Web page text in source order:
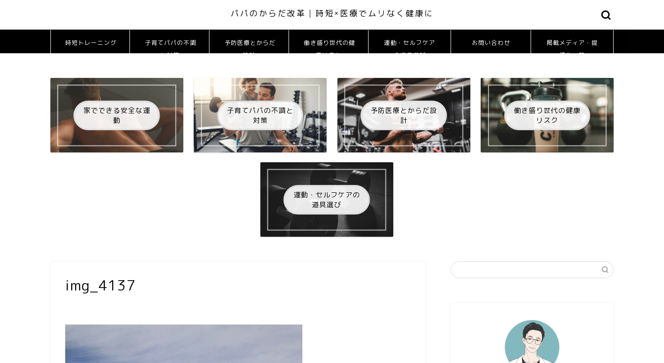
パパのからだ改革 | 時短×医療でムリなく健康に
時短トレーニング
子育てパパの不調
と対策
予防医療とからだ
設計
働き盛り世代の健
康リスク
運動・セルフケア
の道具選び
お問い合わせ
掲載メディア・提
携先一覧
家でできる安全な運
動
子育てパパの不調と
対策
予防医療とからだ設
計
働き盛り世代の健康
リスク
運動・セルフケアの
道具選び
img_4137